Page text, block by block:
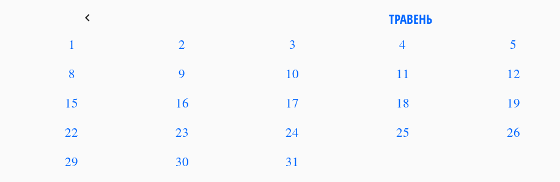
keyboard_arrow_left ТРАВЕНЬ
1 2 3 4 5
8
9 10 11 12
15
16 17 18 19
22
23 24 25 26
29
30 31